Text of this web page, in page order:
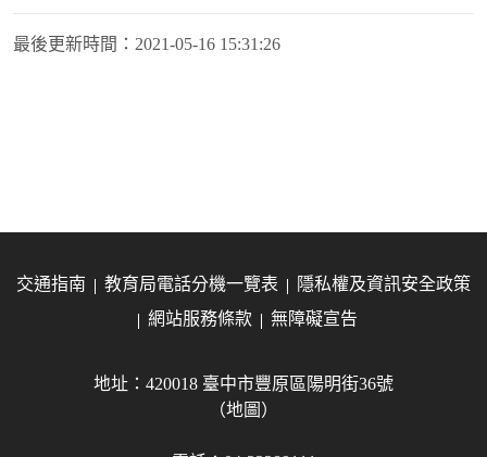
最後更新時間： 2021-05-16 15:31:26
交通指南 教育局電話分機一覽表
隱私權及資訊安全政策
網站服務條款
無障礙宣告
地址：420018 臺中市豐原區陽明街36號
（地圖）